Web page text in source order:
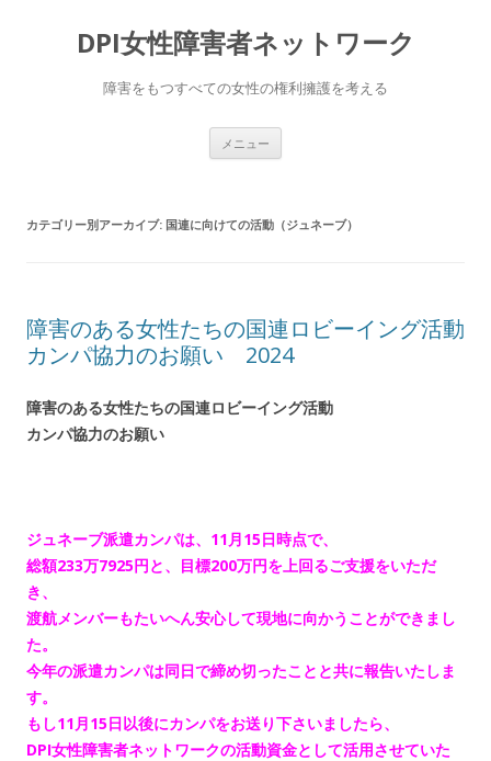
DPI女性障害者ネットワーク
障害をもつすべての女性の権利擁護を考える
メニュー
移
カテゴリー別アーカイブ: 国連に向けての活動（ジュネーブ）
障害のある女性たちの国連ロビーイング活動
カンパ協力のお願い 2024
障害のある女性たちの国連ロビーイング活動
カンパ協力のお願い
ジュネーブ派遣カンパは、11月15日時点で、
総額233万7925円と、目標200万円を上回るご支援をいただ
き、
渡航メンバーもたいへん安心して現地に向かうことができまし
た。
今年の派遣カンパは同日で締め切ったことと共に報告いたしま
す。
もし11月15日以後にカンパをお送り下さいましたら、
DPI女性障害者ネットワークの活動資金として活用させていた